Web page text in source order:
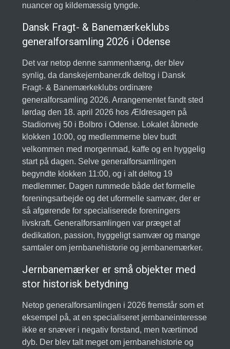
nuancer og kildemæssig tyngde.
Dansk Fragt- & Banemærkeklubs
generalforsamling 2026 i Odense
Det var netop denne sammenhæng, der blev
synlig, da danskejernbaner.dk deltog i Dansk
Fragt- & Banemærkeklubs ordinære
generalforsamling 2026. Arrangementet fandt sted
lørdag den 18. april 2026 hos Ældresagen på
Stadionvej 50 i Bolbro i Odense. Lokalet åbnede
klokken 10:00, og medlemmerne blev budt
velkommen med morgenmad, kaffe og en hyggelig
start på dagen. Selve generalforsamlingen
begyndte klokken 11:00, og i alt deltog 19
medlemmer. Dagen rummede både det formelle
foreningsarbejde og det uformelle samvær, der er
så afgørende for specialiserede foreningers
livskraft. Generalforsamlingen var præget af
dedikation, passion, hyggeligt samvær og mange
samtaler om jernbanehistorie og jernbanemærker.
Jernbanemærker er små objekter med
stor historisk betydning
Netop generalforsamlingen i 2026 fremstår som et
eksempel på, at en specialiseret jernbaneinteresse
ikke er snæver i negativ forstand, men tværtimod
dyb. Der blev talt meget om jernbanehistorie og